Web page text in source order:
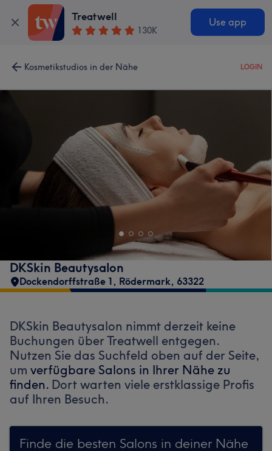
Treatwell
130K
Use app
Kosmetikstudios in der Nähe LOGIN
DKSkin Beautysalon
Dockendorffstraße 1, Rödermark, 63322
DKSkin Beautysalon nimmt derzeit keine
Buchungen über Treatwell entgegen.
Nutzen Sie das Suchfeld oben auf der Seite,
um verfügbare Salons in Ihrer Nähe zu
finden. Dort warten viele erstklassige Profis
auf Ihren Besuch.
Finde die besten Salons in deiner Nähe